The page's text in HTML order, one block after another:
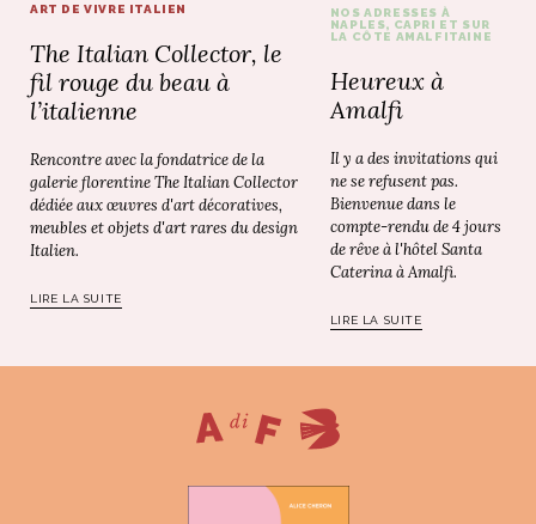
ART DE VIVRE ITALIEN
The Italian Collector, le
fil rouge du beau à
l’italienne
Rencontre avec la fondatrice de la
galerie florentine The Italian Collector
dédiée aux œuvres d'art décoratives,
meubles et objets d'art rares du design
Italien.
LIRE LA SUITE
NOS ADRESSES À
NAPLES, CAPRI ET SUR
LA CÔTE AMALFITAINE
Heureux à
Amalfi
Il y a des invitations qui
ne se refusent pas.
Bienvenue dans le
compte-rendu de 4 jours
de rêve à l'hôtel Santa
Caterina à Amalfi.
LIRE LA SUITE